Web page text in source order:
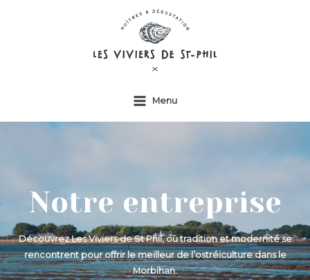
Main
Menu
Notre entreprise
Découvrez Les Viviers de St Phil, où tradition et modernité se
rencontrent pour offrir le meilleur de l’ostréiculture dans le
Morbihan.